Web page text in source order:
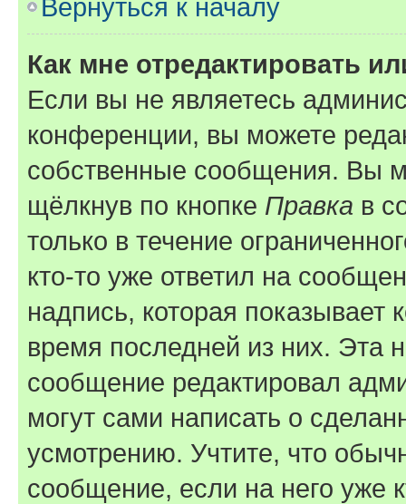
Вернуться к началу
Как мне отредактировать
Если вы не являетесь
конференции, вы можете
собственные сообщения. Вы
щёлкнув по кнопке Правка в
только в течение
кто-то уже ответил на
надпись, которая показывает
время последней из них. Эта
сообщение редактировал
могут сами написать о
усмотрению. Учтите, что
сообщение, если на него уже